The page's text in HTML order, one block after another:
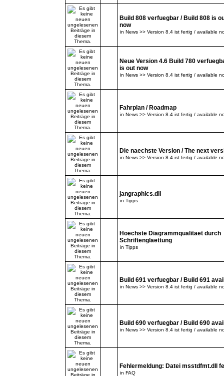
Build 808 verfuegbar / Build 808 is
now
in News >> Version 8.4 ist fertig / available
Neue Version 4.6 Build 780
is out now
in News >> Version 8.4 ist fertig / available
Fahrplan / Roadmap
in News >> Version 8.4 ist fertig / available
Die naechste Version / The next
in News >> Version 8.4 ist fertig / available
jangraphics.dll
in Tipps
Hoechste Diagrammqualitaet durch
Schriftenglaettung
in Tipps
Build 691 verfuegbar / Build 691
in News >> Version 8.4 ist fertig / available
Build 690 verfuegbar / Build 690
in News >> Version 8.4 ist fertig / available
Fehlermeldung: Datei msstdfmt.dll
in FAQ